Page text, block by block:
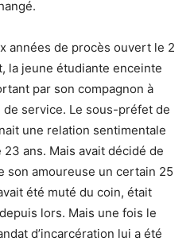
années de procès ouvert le 2
la jeune étudiante enceinte
par son compagnon à
service. Le sous-préfet de
une relation sentimentale
ans. Mais avait décidé de
son amoureuse un certain 25
été muté du coin, était
lors. Mais une fois le
d’incarcération lui a été